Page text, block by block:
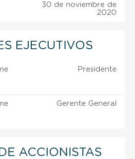
30 de noviembre de
2020
EJECUTIVOS
Presidente
Gerente General
ACCIONISTAS